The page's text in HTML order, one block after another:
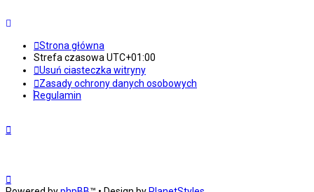
Strona główna
Strefa czasowaUTC+01:00
Usuń ciasteczka witryny
Zasady ochrony danych osobowych
Regulamin